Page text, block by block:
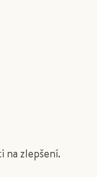
na zlepšení.